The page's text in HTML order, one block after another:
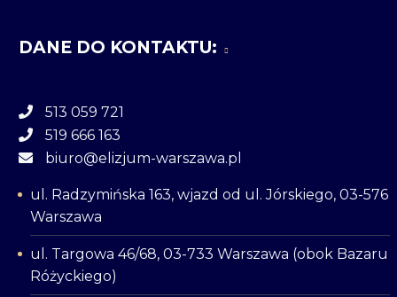
DANE DO KONTAKTU:
513 059 721
519 666 163
biuro@elizjum-warszawa.pl
ul. Radzymińska 163, wjazd od ul. Jórskiego, 03-576
Warszawa
ul. Targowa 46/68, 03-733 Warszawa (obok Bazaru
Różyckiego)